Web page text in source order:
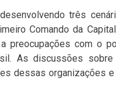
três
Comando da
preocupações com o
As discussões
dessas organizações